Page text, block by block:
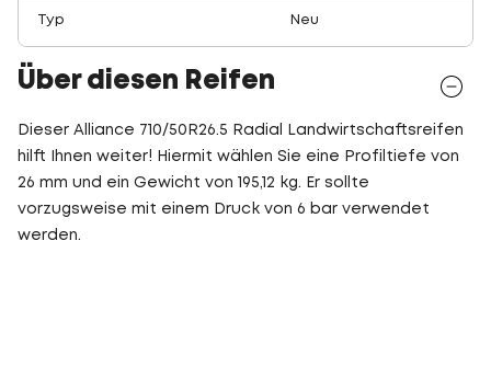
Typ Neu
Über diesen Reifen
Dieser Alliance 710/50R26.5 Radial Landwirtschaftsreifen
hilft Ihnen weiter! Hiermit wählen Sie eine Profiltiefe von
26 mm und ein Gewicht von 195,12 kg. Er sollte
vorzugsweise mit einem Druck von 6 bar verwendet
werden.